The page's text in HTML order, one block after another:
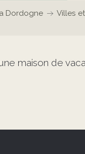
Dordogne Villes
maison de